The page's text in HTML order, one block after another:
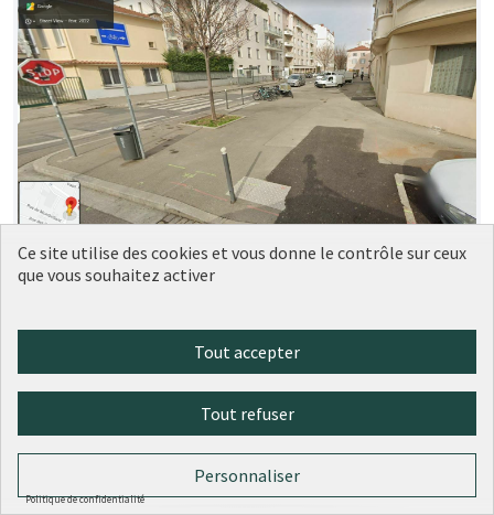
Aménagement trottoir devant le 5
LM
1 0
Ce site utilise des cookies et vous donne le contrôle sur ceux
que vous souhaitez activer
Tout accepter
Tout refuser
Personnaliser
Politique de confidentialité